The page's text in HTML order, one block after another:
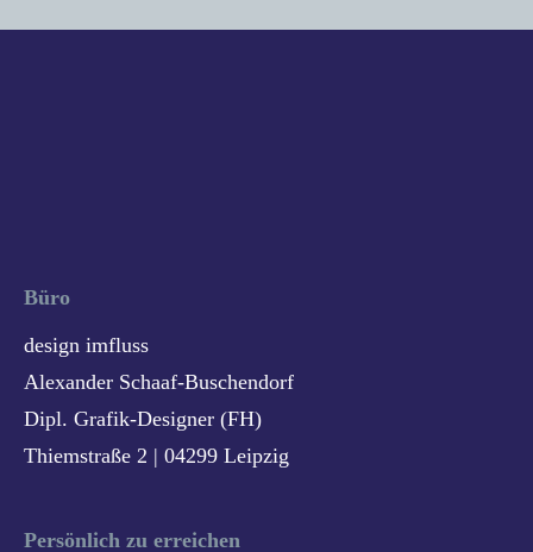
Büro
design imfluss
Alexander Schaaf-Buschendorf
Dipl. Grafik-Designer (FH)
Thiemstraße 2 | 04299 Leipzig
Persönlich zu erreichen